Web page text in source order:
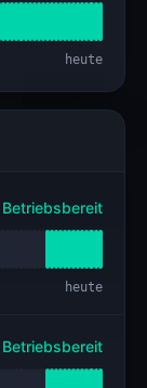
heute
Betriebsbereit
heute
Betriebsbereit